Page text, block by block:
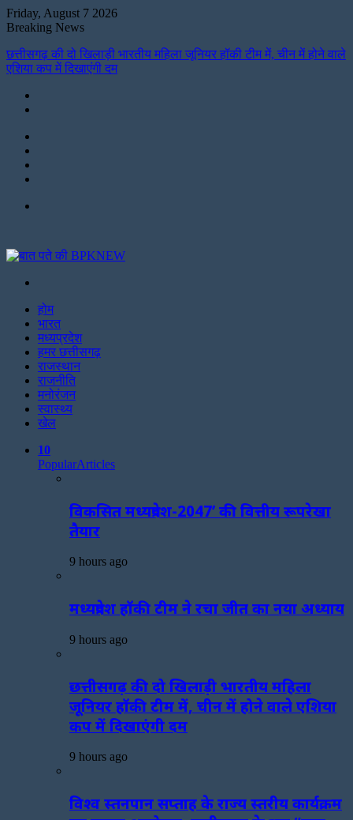
Friday, August 7 2026
Breaking News
छत्तीसगढ़ की दो खिलाड़ी भारतीय महिला जूनियर हॉकी टीम में, चीन में होने वाले
एशिया कप में दिखाएंगी दम
होम
भारत
मध्यप्रदेश
हमर छत्तीसगढ़
राजस्थान
राजनीति
मनोरंजन
स्वास्थ्य
खेल
10
PopularArticles
विकसित मध्यप्रदेश-2047’ की वित्तीय रूपरेखा
तैयार
9 hours ago
मध्यप्रदेश हॉकी टीम ने रचा जीत का नया अध्याय
9 hours ago
छत्तीसगढ़ की दो खिलाड़ी भारतीय महिला
जूनियर हॉकी टीम में, चीन में होने वाले एशिया
कप में दिखाएंगी दम
9 hours ago
विश्व स्तनपान सप्ताह के राज्य स्तरीय कार्यक्रम